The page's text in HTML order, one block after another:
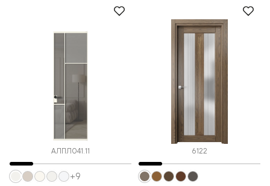
АЛПЛ041.11
+9
6122